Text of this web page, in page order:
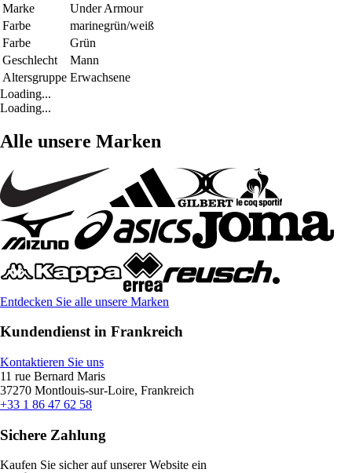
Marke
Under Armour
Farbe
marinegrün/weiß
Farbe
Grün
Geschlecht
Mann
Altersgruppe Erwachsene
Loading...
Loading...
Alle unsere Marken
Entdecken Sie alle unsere Marken
Kundendienst in Frankreich
Kontaktieren Sie uns
11 rue Bernard Maris
37270 Montlouis-sur-Loire, Frankreich
+33 1 86 47 62 58
Sichere Zahlung
Kaufen Sie sicher auf unserer Website ein